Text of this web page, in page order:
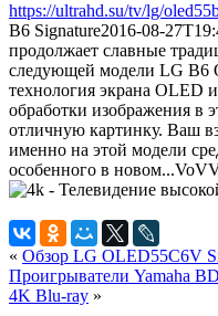
https://ultrahd.su/tv/lg/
B6 Signature2016-08-
продолжает славные
следующей модели LG B6
технология экрана OLED
обработки изображения в
отличную картинку. Ваш
именно на этой модели
особенного в новом...VoV
« Обзор LG OLED55C6V
Проигрыватели Yamaha
4K Blu-ray »